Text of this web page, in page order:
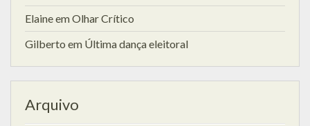
ElaineemOlhar Crítico
Gilberto em Última dança eleitoral
Arquivo